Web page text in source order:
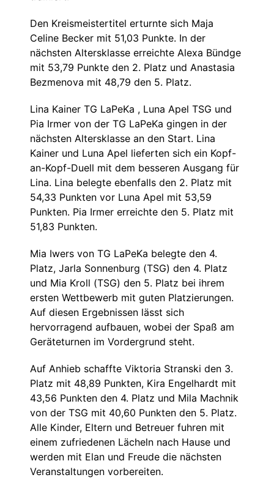
Den Kreismeistertitel erturnte sich Maja
Celine Becker mit 51,03 Punkte. In der
nächsten Altersklasse erreichte Alexa Bündge
mit 53,79 Punkte den 2. Platz und Anastasia
Bezmenova mit 48,79 den 5. Platz.
Lina Kainer TG LaPeKa , Luna Apel TSG und
Pia Irmer von der TG LaPeKa gingen in der
nächsten Altersklasse an den Start. Lina
Kainer und Luna Apel lieferten sich ein Kopf-
an-Kopf-Duell mit dem besseren Ausgang für
Lina. Lina belegte ebenfalls den 2. Platz mit
54,33 Punkten vor Luna Apel mit 53,59
Punkten. Pia Irmer erreichte den 5. Platz mit
51,83 Punkten.
Mia Iwers von TG LaPeKa belegte den 4.
Platz, Jarla Sonnenburg (TSG) den 4. Platz
und Mia Kroll (TSG) den 5. Platz bei ihrem
ersten Wettbewerb mit guten Platzierungen.
Auf diesen Ergebnissen lässt sich
hervorragend aufbauen, wobei der Spaß am
Geräteturnen im Vordergrund steht.
Auf Anhieb schaffte Viktoria Stranski den 3.
Platz mit 48,89 Punkten, Kira Engelhardt mit
43,56 Punkten den 4. Platz und Mila Machnik
von der TSG mit 40,60 Punkten den 5. Platz.
Alle Kinder, Eltern und Betreuer fuhren mit
einem zufriedenen Lächeln nach Hause und
werden mit Elan und Freude die nächsten
Veranstaltungen vorbereiten.